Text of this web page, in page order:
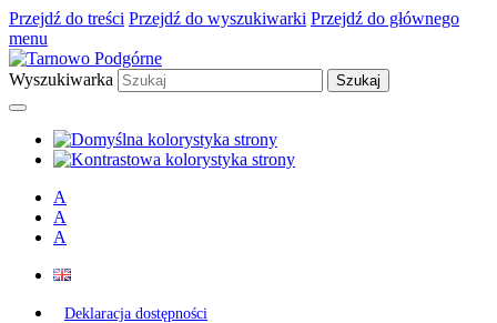
Przejdź do treści Przejdź do wyszukiwarki Przejdź do głównego
menu
Wyszukiwarka
A
A
A
Deklaracja dostępności